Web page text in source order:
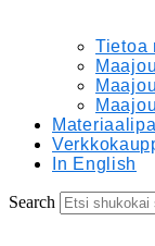
Tietoa
In English
Search